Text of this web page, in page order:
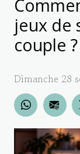
jeux de
couple ?
Dimanche 28